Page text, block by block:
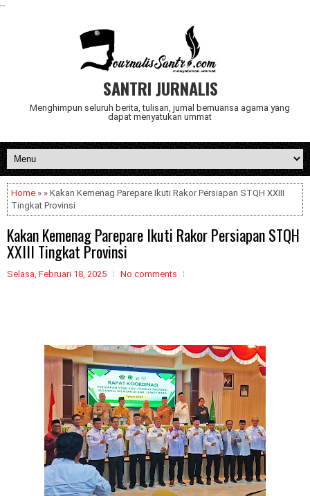
--
SANTRI JURNALIS
Menghimpun seluruh berita, tulisan, jurnal bernuansa agama yang
dapat menyatukan ummat
Home » » Kakan Kemenag Parepare Ikuti Rakor Persiapan STQH XXIII
Tingkat Provinsi
Kakan Kemenag Parepare Ikuti Rakor Persiapan STQH
XXIII Tingkat Provinsi
Selasa, Februari 18, 2025 No comments